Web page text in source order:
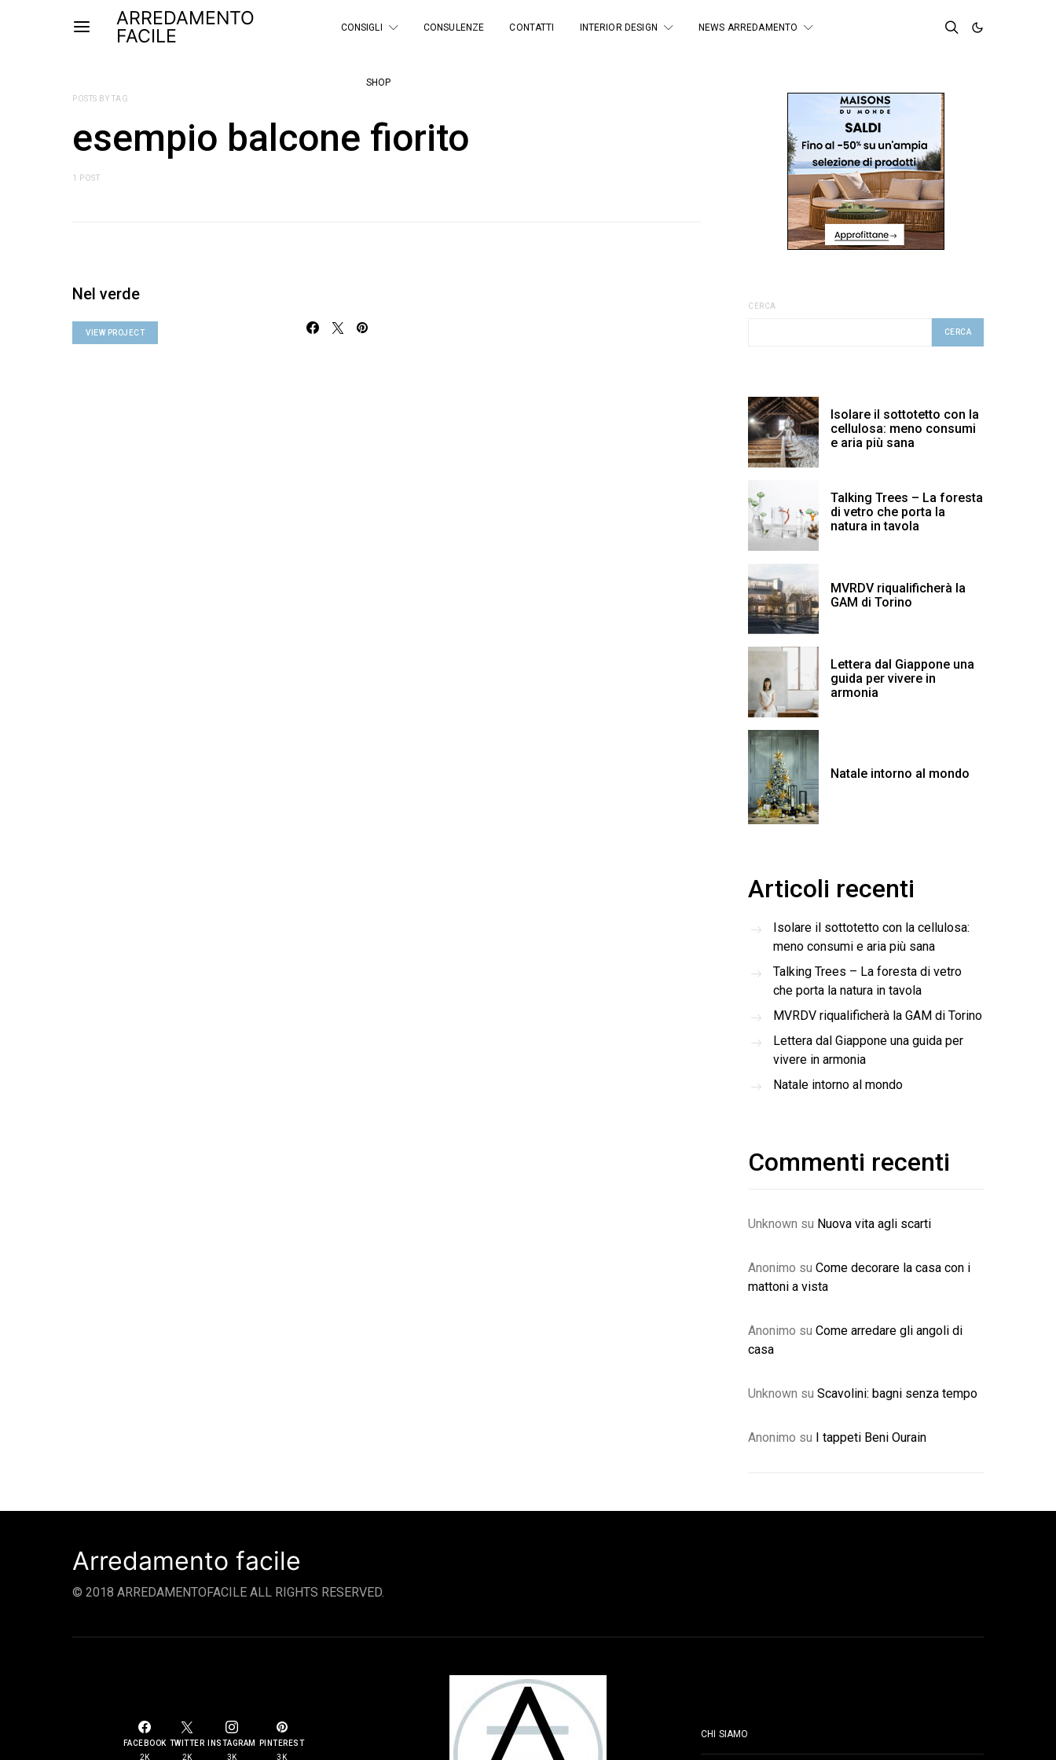
ARREDAMENTO
FACILE
CONSIGLI CONSULENZE CONTATTI INTERIOR DESIGN NEWS ARREDAMENTO
SHOP
POSTS BY TAG
esempio balcone fiorito
1 POST
Nel verde
VIEW PROJECT
CERCA
CERCA
Isolare il sottotetto con la
cellulosa: meno consumi
e aria più sana
Talking Trees – La foresta
di vetro che porta la
natura in tavola
MVRDV riqualificherà la
GAM di Torino
Lettera dal Giappone una
guida per vivere in
armonia
Natale intorno al mondo
Articoli recenti
Isolare il sottotetto con la cellulosa:
meno consumi e aria più sana
Talking Trees – La foresta di vetro
che porta la natura in tavola
MVRDV riqualificherà la GAM di Torino
Lettera dal Giappone una guida per
vivere in armonia
Natale intorno al mondo
Commenti recenti
Unknown su Nuova vita agli scarti
Anonimo su Come decorare la casa con i
mattoni a vista
Anonimo su Come arredare gli angoli di
casa
Unknown su Scavolini: bagni senza tempo
Anonimo su I tappeti Beni Ourain
Arredamento facile
© 2018 ARREDAMENTOFACILE ALL RIGHTS RESERVED.
FACEBOOK
2K
TWITTER
2K
INSTAGRAM
3K
PINTEREST
3K
CHI SIAMO